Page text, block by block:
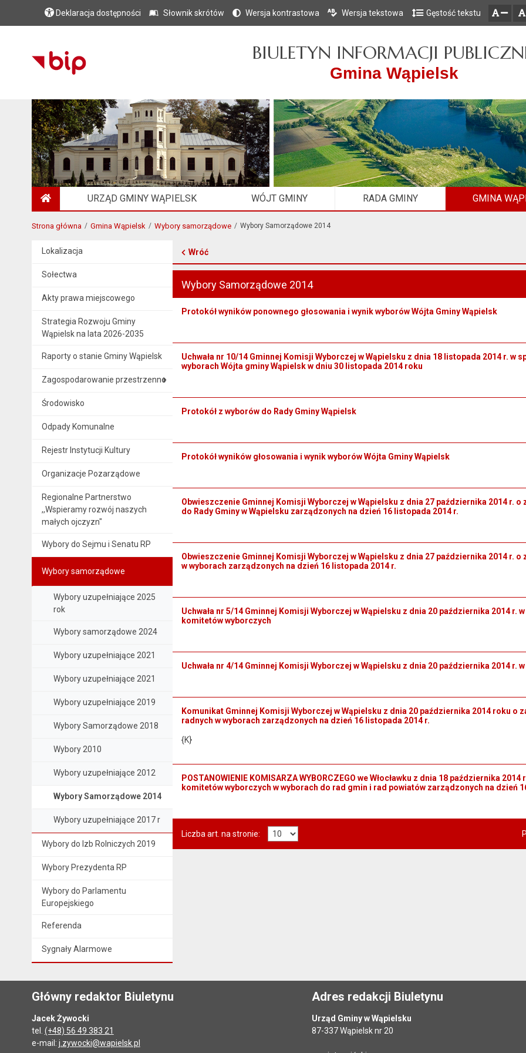
Przejdź do głównego menu
Przejdź do treści
Przejdź do mapy serwisu
Deklaracja dostępności Słownik skrótów Wersja kontrastowa Wersja tekstowa Gęstość tekstu
BIULETYN INFORMACJI
Gmina Wąpielsk
URZĄD GMINY WĄPIELSK WÓJT GMINY RADA GMINY GMINA
Strona główna Gmina Wąpielsk Wybory samorządowe Wybory Samorządowe 2014
Lokalizacja
Sołectwa
Akty prawa miejscowego
Strategia Rozwoju Gminy
Wąpielsk na lata 2026-2035
Raporty o stanie Gminy Wąpielsk
Zagospodarowanie przestrzenne
Środowisko
Odpady Komunalne
Rejestr Instytucji Kultury
Organizacje Pozarządowe
Regionalne Partnerstwo
,,Wspieramy rozwój naszych
małych ojczyzn"
Wybory do Sejmu i Senatu RP
Wybory samorządowe
Wybory uzupełniające 2025
rok
Wybory samorządowe 2024
Wybory uzupełniające 2021
Wybory uzupełniające 2021
Wybory uzupełniające 2019
Wybory Samorządowe 2018
Wybory 2010
Wybory uzupełniające 2012
Wybory Samorządowe 2014
Wybory uzupełniające 2017 r
Wybory do Izb Rolniczych 2019
Wybory Prezydenta RP
Wybory do Parlamentu
Europejskiego
Referenda
Sygnały Alarmowe
Wróć
Wybory Samorządowe 2014
Protokół wyników ponownego głosowania i wynik wyborów Wójta Gminy Wąpielsk
Uchwała nr 10/14 Gminnej Komisji Wyborczej w Wąpielsku z dnia 18 listopada 2014 r. w
wyborach Wójta gminy Wąpielsk w dniu 30 listopada 2014 roku
Protokół z wyborów do Rady Gminy Wąpielsk
Protokół wyników głosowania i wynik wyborów Wójta Gminy Wąpielsk
Obwieszczenie Gminnej Komisji Wyborczej w Wąpielsku z dnia 27 października 2014 r.
do Rady Gminy w Wąpielsku zarządzonych na dzień 16 listopada 2014 r.
Obwieszczenie Gminnej Komisji Wyborczej w Wąpielsku z dnia 27 października 2014 r.
w wyborach zarządzonych na dzień 16 listopada 2014 r.
Uchwała nr 5/14 Gminnej Komisji Wyborczej w Wąpielsku z dnia 20 października 2014
komitetów wyborczych
Uchwała nr 4/14 Gminnej Komisji Wyborczej w Wąpielsku z dnia 20 października 2014 r.
Komunikat Gminnej Komisji Wyborczej w Wąpielsku z dnia 20 października 2014 roku
radnych w wyborach zarządzonych na dzień 16 listopada 2014 r.
{K}
POSTANOWIENIE KOMISARZA WYBORCZEGO we Włocławku z dnia 18 października
komitetów wyborczych w wyborach do rad gmin i rad powiatów zarządzonych na dzień
Liczba art. na stronie:
Główny redaktor Biuletynu
Jacek Żywocki
tel. (+48) 56 49 383 21
e-mail: j.zywocki@wapielsk.pl
Adres redakcji Biuletynu
Urząd Gminy w Wąpielsku
87-337 Wąpielsk nr 20